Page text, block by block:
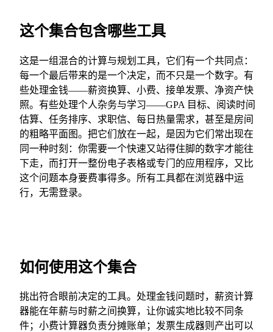
这个集合包含哪些工具
这是一组混合的计算与规划工具，它们有一个共同点：
每一个最后带来的是一个决定，而不只是一个数字。有
些处理金钱——薪资换算、小费、接单发票、净资产快
照。有些处理个人杂务与学习——GPA 目标、阅读时间
估算、任务排序、求职信、每日热量需求，甚至是房间
的粗略平面图。把它们放在一起，是因为它们常出现在
同一种时刻：你需要一个快速又站得住脚的数字才能往
下走，而打开一整份电子表格或专门的应用程序，又比
这个问题本身要费事得多。所有工具都在浏览器中运
行，无需登录。
如何使用这个集合
挑出符合眼前决定的工具。处理金钱问题时，薪资计算
器能在年薪与时薪之间换算，让你诚实地比较不同条
件；小费计算器负责分摊账单；发票生成器则产出可以